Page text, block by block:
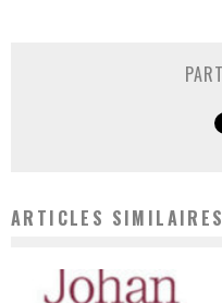
ARTICLES SIMILAIRES